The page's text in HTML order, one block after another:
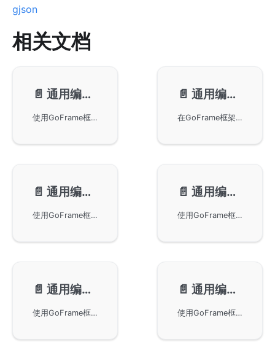
gjson
相关文档
📄️ 通用编解码-对象创建
使用GoFrame框架的gjson模块创建Json对象。支持多种数据格式如JSON、XML等，并提供了New和Load*方法供使用者调用。详细展示了通过JSON、XML和结构体对象创建Json对象的方法，并提供了示例代码帮助开发者理解和应用。
📄️ 通用编解码-层级访问
在GoFrame框架中使用gjson进行层级访问，通过灵活的层级分隔符访问未知数据结构。包括设置自定义分隔符号，以及处理键名本身带有层级符号的情况。此外，讨论了涉及Go语言中的引用类型变量修改及其对底层数据的影响。
📄️ 通用编解码-Struct转换
使用GoFrame框架中的Struct方法将JSON数据转换为指定的数据格式或对象。示例展示了如何解析JSON数据并使用gjson库将其扫描为自定义用户结构体。这种数据格式转换在处理复杂数据结构时非常有用，特别是在Go语言编程中。
📄️ 通用编解码-动态创建修改
使用GoFrame框架中的gjson进行数据的动态创建和修改。gjson不仅可以灵活地解析和检索未知的数据结构，还能够动态地创建和编辑数据内容。通过具体示例，展示了设置数据、创建数组和修改JSON内容的方法，使数据结构的编码和解析更加灵活方便。
📄️ 通用编解码-数据格式转换
使用GoFrame框架进行数据格式转换，包括JSON、XML、YAML、TOML等多种格式的相互转换，并提供一个示例代码。使用gjson库，可以利用Must*方法确保数据格式的安全转换。
📄️ 通用编解码-方法介绍
使用GoFrame框架进行通用编解码的多种方法，包括Json对象的创建、数据访问和格式转换等。提供了包括New、Load、Encode、Decode等方法的详细说明和示例代码，有助于理解如何在GoFrame中高效处理各种数据格式。